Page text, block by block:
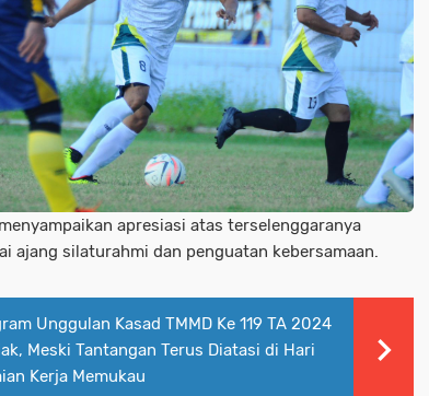
apresiasi atas terselenggaranya
ajang silaturahmi dan penguatan kebersamaan.
Unggulan Kasad TMMD Ke 119 TA 2024
Meski Tantangan Terus Diatasi di Hari
Kerja Memukau